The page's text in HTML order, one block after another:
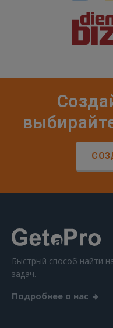
Быстрый способ найти
задач.
Подробнее о нас